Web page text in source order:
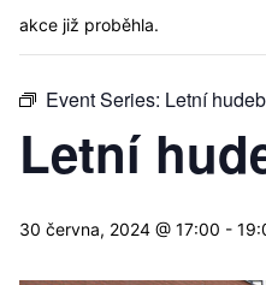
akce již proběhla.
Event Series: Letní
Letní
30 června, 2024 @ 17:00 -